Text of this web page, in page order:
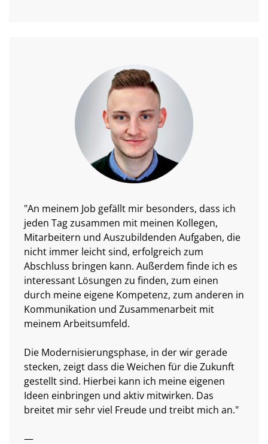
"An meinem Job gefällt mir besonders, dass ich
jeden Tag zusammen mit meinen Kollegen,
Mitarbeitern und Auszubildenden Aufgaben, die
nicht immer leicht sind, erfolgreich zum
Abschluss bringen kann. Außerdem finde ich es
interessant Lösungen zu finden, zum einen
durch meine eigene Kompetenz, zum anderen in
Kommunikation und Zusammenarbeit mit
meinem Arbeitsumfeld.
Die Modernisierungsphase, in der wir gerade
stecken, zeigt dass die Weichen für die Zukunft
gestellt sind. Hierbei kann ich meine eigenen
Ideen einbringen und aktiv mitwirken. Das
breitet mir sehr viel Freude und treibt mich an."
—